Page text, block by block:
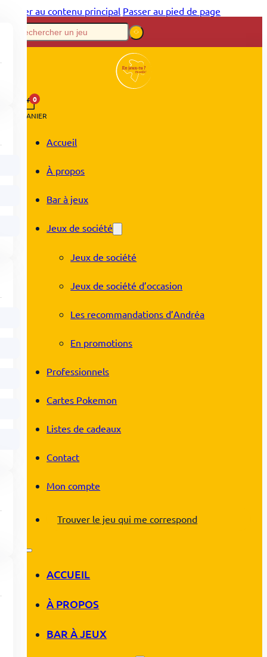
Passer au contenu principal Passer au pied de page
0
PANIER
Accueil
À propos
Bar à jeux
Jeux de société
Jeux de société
Jeux de société d’occasion
Les recommandations d’Andréa
En promotions
Professionnels
Cartes Pokemon
Listes de cadeaux
Contact
Mon compte
Trouver le jeu qui me correspond
ACCUEIL
À PROPOS
BAR À JEUX